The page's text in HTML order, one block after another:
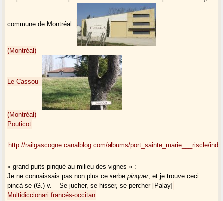
commune de Montréal.
(Montréal)
Le Cassou
(Montréal)
Pouticot
http://railgascogne.canalblog.com/albums/port_sainte_marie___riscle/
« grand puits pinqué au milieu des vignes » :
Je ne connaissais pas non plus ce verbepinquer, et je trouve ceci :
pincà-se (G.) v. – Se jucher, se hisser, se percher [Palay]
Multidiccionari francés-occitan